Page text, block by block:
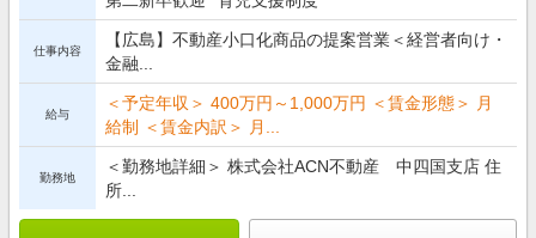
仕事内容
【広島】不動産小口化商品の提案営業＜経営者向け・
金融...
給与
＜予定年収＞ 400万円～1,000万円 ＜賃金形態＞ 月
給制 ＜賃金内訳＞ 月...
勤務地
＜勤務地詳細＞ 株式会社ACN不動産 中四国支店 住
所...